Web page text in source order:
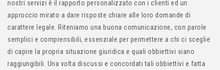
nostri servizi è il rapporto personalizzato con i clienti ed un
approccio mirato a dare risposte chiare alle loro domande di
carattere legale. Riteniamo una buona comunicazione, con parole
semplici e comprensibili, essenziale per permettere a chi ci sceglie
di capire la propria situazione giuridica e quali obbiettivi siano
raggiungibili. Una volta discussi e concordati tali obbiettivi e fatta